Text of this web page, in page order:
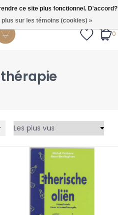
vanaf €55.
0
ce site plus fonctionnel. D'accord?
plus sur les témoins (cookies) »